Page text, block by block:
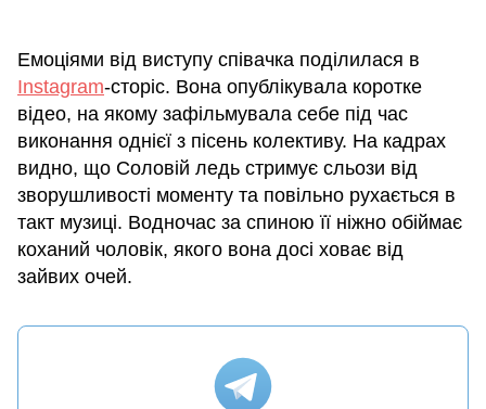
Емоціями від виступу співачка поділилася в
Instagram-сторіс. Вона опублікувала коротке
відео, на якому зафільмувала себе під час
виконання однієї з пісень колективу. На кадрах
видно, що Соловій ледь стримує сльози від
зворушливості моменту та повільно рухається в
такт музиці. Водночас за спиною її ніжно обіймає
коханий чоловік, якого вона досі ховає від
зайвих очей.